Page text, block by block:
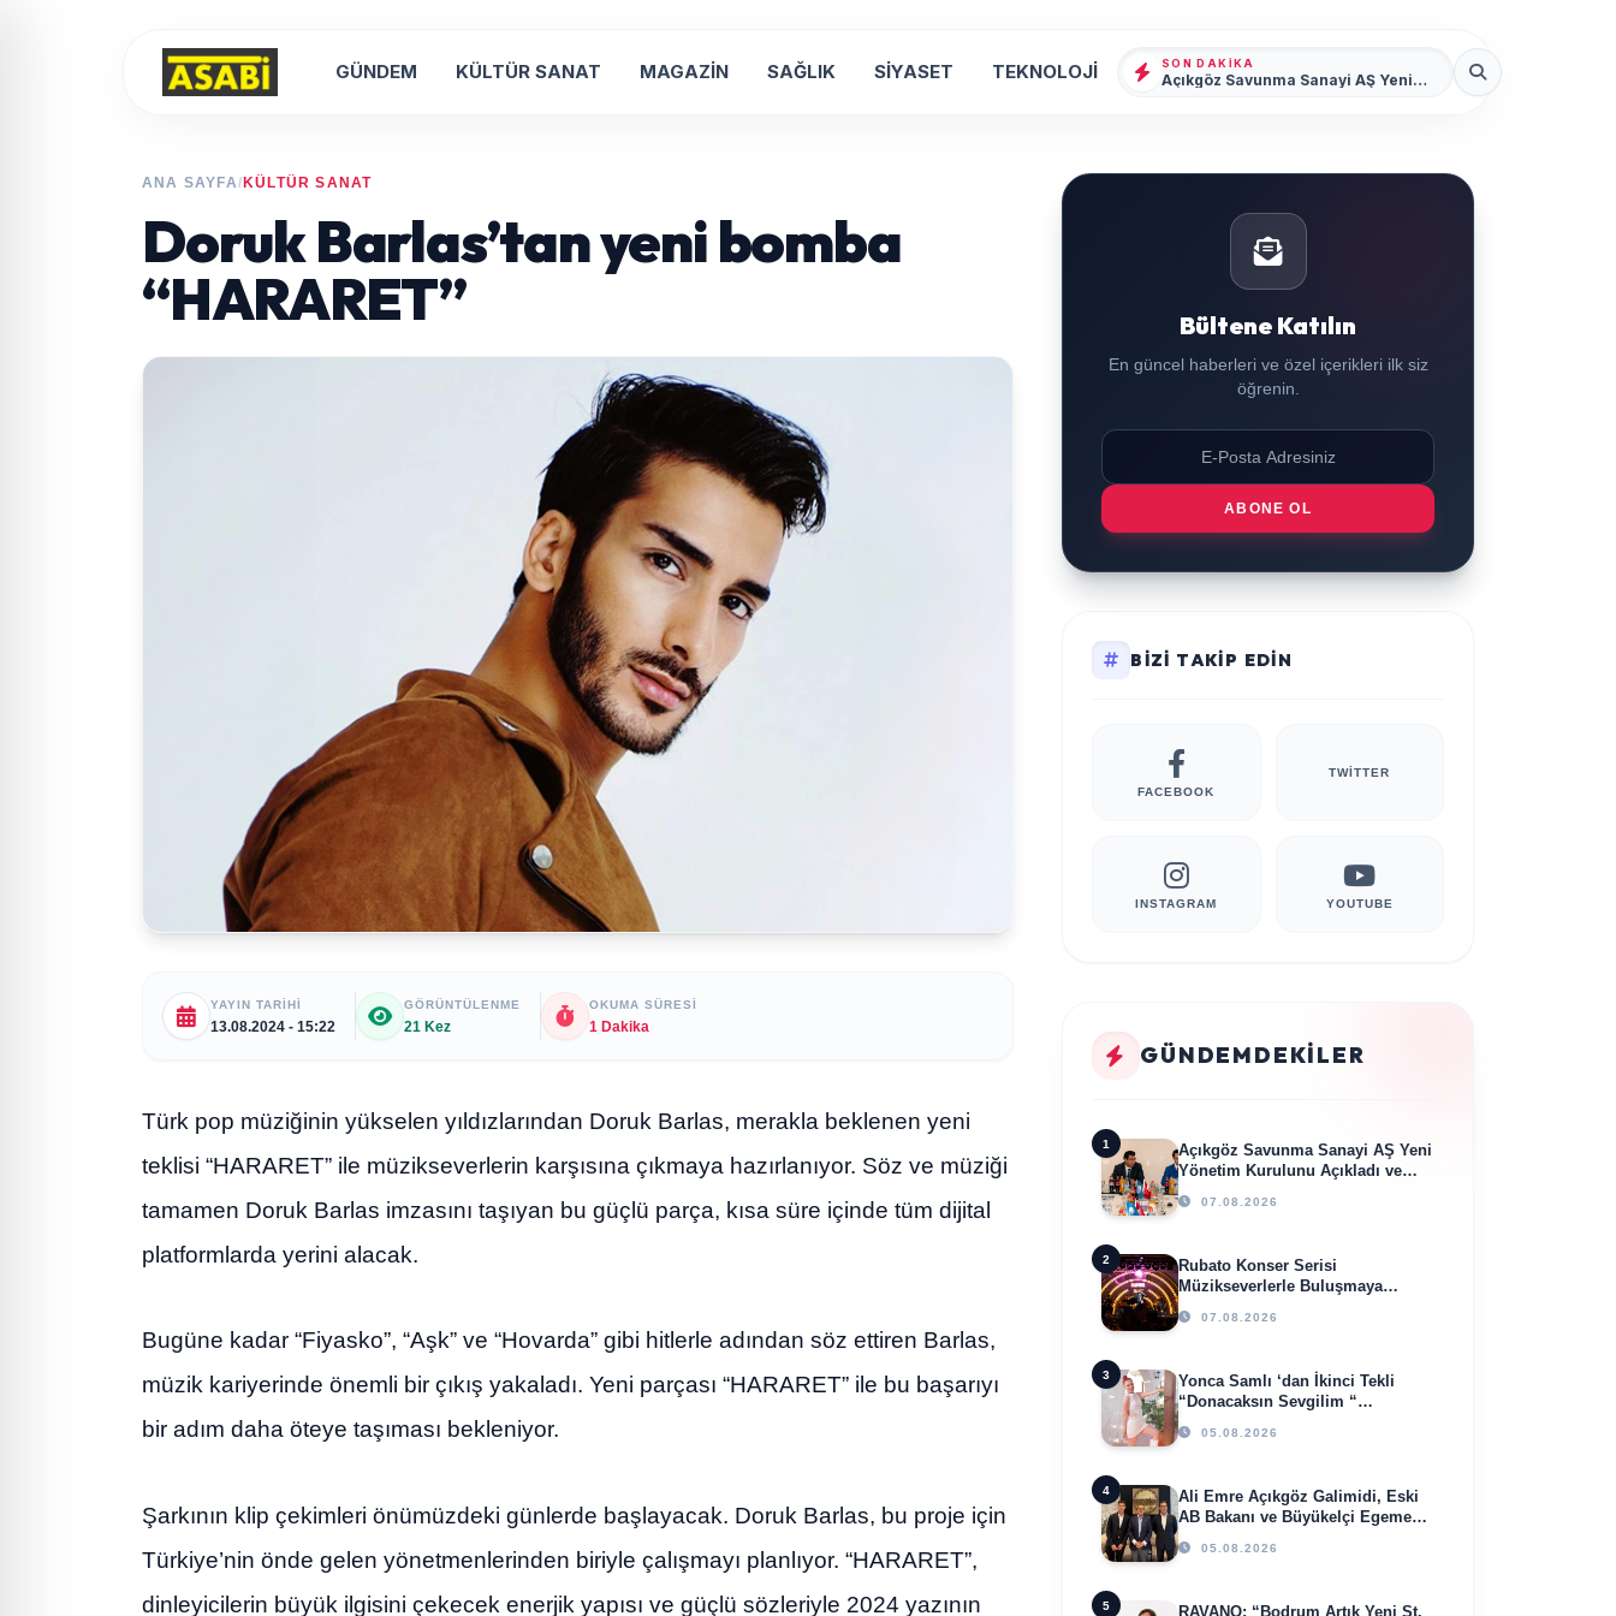
GÜNDEM KÜLTÜR SANAT MAGAZİN SAĞLIK SİYASET TEKNOLOJİ SON DAKIKA
Açıkgöz Savunma Sanayi AŞ Yeni Yönetim Kurulunu Açıkladı ve Savunma Sanayinde Küresel Vizyon Vurgusu
ANA SAYFA/ KÜLTÜR SANAT
Doruk Barlas’tan yeni bomba
“HARARET”
YAYIN TARIHI
13.08.2024 - 15:22
GÖRÜNTÜLENME
21 Kez
OKUMA SÜRESI
1 Dakika
Türk pop müziğinin yükselen yıldızlarından Doruk Barlas, merakla beklenen yeni
teklisi “HARARET” ile müzikseverlerin karşısına çıkmaya hazırlanıyor. Söz ve müziği
tamamen Doruk Barlas imzasını taşıyan bu güçlü parça, kısa süre içinde tüm dijital
platformlarda yerini alacak.
Bugüne kadar “Fiyasko”, “Aşk” ve “Hovarda” gibi hitlerle adından söz ettiren Barlas,
müzik kariyerinde önemli bir çıkış yakaladı. Yeni parçası “HARARET” ile bu başarıyı
bir adım daha öteye taşıması bekleniyor.
Şarkının klip çekimleri önümüzdeki günlerde başlayacak. Doruk Barlas, bu proje için
Türkiye’nin önde gelen yönetmenlerinden biriyle çalışmayı planlıyor. “HARARET”,
dinleyicilerin büyük ilgisini çekecek enerjik yapısı ve güçlü sözleriyle 2024 yazının
Bültene Katılın
En güncel haberleri ve özel içerikleri ilk siz
öğrenin.
ABONE OL
BIZI TAKIP EDIN
FACEBOOK
TWITTER
INSTAGRAM YOUTUBE
GÜNDEMDEKILER
1
Açıkgöz Savunma Sanayi AŞ Yeni
Yönetim Kurulunu Açıkladı ve
Savunma Sanayinde Küresel
Vizyon Vurgusu
07.08.2026
2
Rubato Konser Serisi
Müzikseverlerle Buluşmaya
Devam Ediyor
07.08.2026
3
Yonca Samlı ‘dan İkinci Tekli
“Donacaksın Sevgilim “
yayımlandı
05.08.2026
4
Ali Emre Açıkgöz Galimidi, Eski
AB Bakanı ve Büyükelçi Egemen
Bağış ile Bir Araya Geldi
05.08.2026
5
RAVANO: “Bodrum Artık Yeni St.